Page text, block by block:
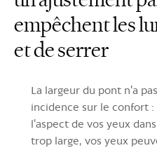
empêchent les
et de serrer
La largeur du pont n'a
incidence sur le confort
l'aspect de vos yeux
trop large, vos yeux